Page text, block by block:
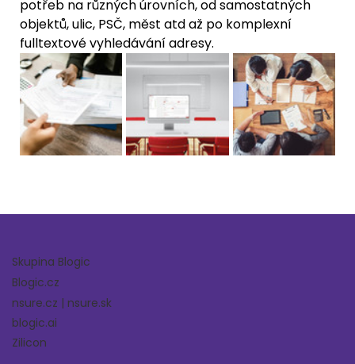
potřeb na různých úrovních, od samostatných
objektů, ulic, PSČ, měst atd až po komplexní
fulltextové vyhledávání adresy.
Skupina Blogic
Blogic.cz
nsure.cz | nsure.sk
blogic.ai
Zilicon